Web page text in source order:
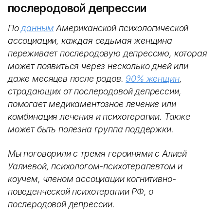
послеродовой депрессии
Поданным Американской психологической
ассоциации, каждая седьмая женщина
переживает послеродовую депрессию, которая
может появиться через несколько дней или
даже месяцев после родов. 90% женщин,
страдающих от послеродовой депрессии,
помогает медикаментозное лечение или
комбинация лечения и психотерапии. Также
может быть полезна группа поддержки.
Мы поговорили с тремя героинями с Алией
Уалиевой, психологом-психотерапевтом и
коучем, членом ассоциации когнитивно-
поведенческой психотерапии РФ, о
послеродовой депрессии.